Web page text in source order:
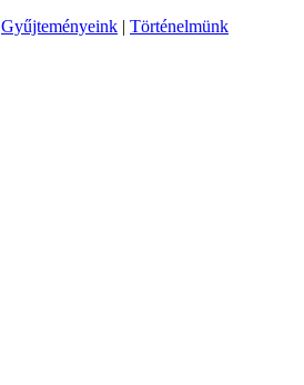
Gyűjteményeink | Történelmünk